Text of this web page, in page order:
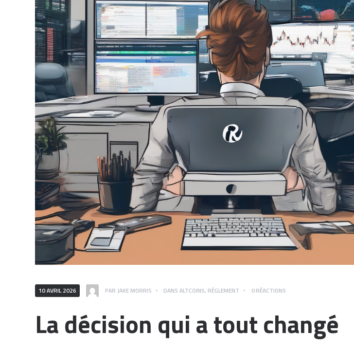
10 AVRIL 2026 PAR JAKE MORRIS DANSALTCOINS, RÈGLEMENT 0RÉACTIONS
La décision qui a tout changé